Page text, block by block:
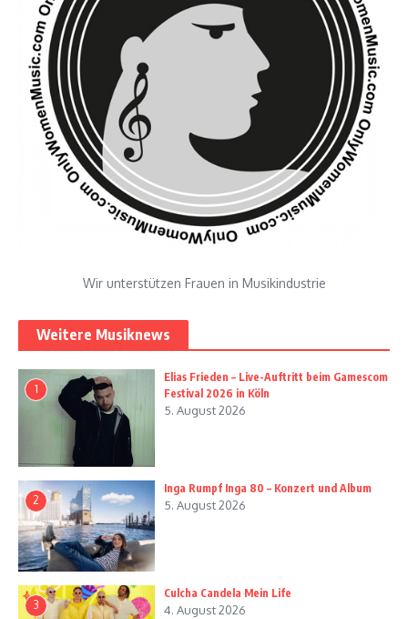
Wir unterstützen Frauen in Musikindustrie
Weitere Musiknews
1
Elias Frieden – Live-Auftritt beim Gamescom
Festival 2026 in Köln
5. August 2026
2
Inga Rumpf Inga 80 – Konzert und Album
5. August 2026
3
Culcha Candela Mein Life
4. August 2026